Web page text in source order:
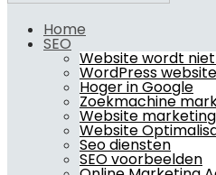
Home
SEO
Website wordt
WordPress
Hoger in Google
Zoekmachine
Website marketing
Website
Seo diensten
SEO voorbeelden